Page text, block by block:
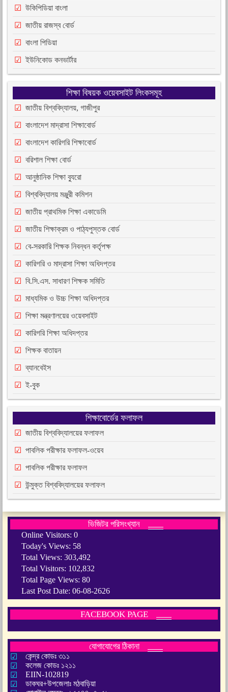
উকিপিডিয়া বাংলা
জাতীয় রাজস্ব বোর্ড
বাংলা পিডিয়া
ইউনিকোড কনভার্টার
শিক্ষা বিষয়ক ওয়েবসাইট লিংকসমূহ
জাতীয় বিশ্ববিদ্যালয়, গাজীপুর
বাংলাদেশ মাদ্রাসা শিক্ষাবোর্ড
বাংলাদেশ কারিগরি শিক্ষাবোর্ড
বরিশাল শিক্ষা বোর্ড
আনুষ্ঠানিক শিক্ষা ব্যুরো
বিশ্ববিদ্যালয় মঞ্জুরী কমিশন
জাতীয় প্রাথমিক শিক্ষা একাডেমি
জাতীয় শিক্ষাক্রম ও পাঠ্যপুস্তক বোর্ড
বে-সরকারি শিক্ষক নিবন্ধন কর্তৃপক্ষ
কারিগরি ও মাদ্রাসা শিক্ষা অধিদপ্তর
বি.সি.এস. সাধারণ শিক্ষক সমিতি
মাধ্যমিক ও উচ্চ শিক্ষা অধিদপ্তর
শিক্ষা মন্ত্রণালয়ের ওয়েবসাইট
কারিগরি শিক্ষা অধিদপ্তর
শিক্ষক বাতায়ন
ব্যানবেইস
ই-বুক
শিক্ষাবোর্ডের ফলাফল
জাতীয় বিশ্ববিদ্যালয়ের ফলাফল
পাবলিক পরীক্ষার ফলাফল-ওয়েব
পাবলিক পরীক্ষার ফলাফল
উন্মুক্ত বিশ্ববিদ্যালয়ের ফলাফল
ভিজিটর পরিসংখ্যান
Online Visitors: 0
Today's Views: 58
Total Views: 303,492
Total Visitors: 102,832
Total Page Views: 80
Last Post Date: 06-08-2626
FACEBOOK PAGE
যোগাযোগের ঠিকানা
কেন্দ্র কোডঃ ৩১১
কলেজ কোডঃ ১২১১
EIIN-102819
ডাকঘর+উপজেলাঃ মঠবাড়িয়া